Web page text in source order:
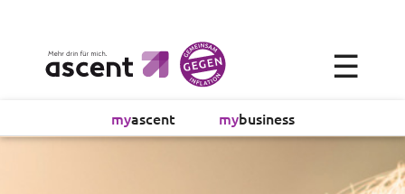
myascent mybusiness
×
Alltagsökonomie
☰